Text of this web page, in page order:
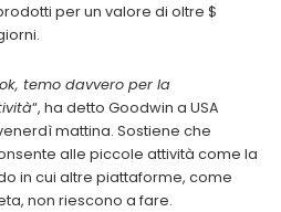
per un valore di oltre $
temo davvero per la
“, ha detto Goodwin a USA
mattina. Sostiene che
alle piccole attività come la
in cui altre piattaforme, come
non riescono a fare.